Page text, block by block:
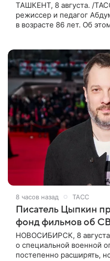
ТАШКЕНТ, 8 августа. /
режиссер и педагог
в возрасте 86 лет. Об
8 часов назад ТАСС
Писатель Цыпкин
фонд фильмов об
НОВОСИБИРСК, 8
о специальной военной
постепенно расширять,